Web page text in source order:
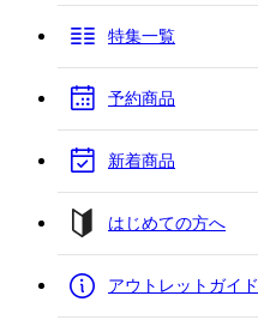
特集一覧
予約商品
新着商品
はじめての方へ
アウトレットガイド